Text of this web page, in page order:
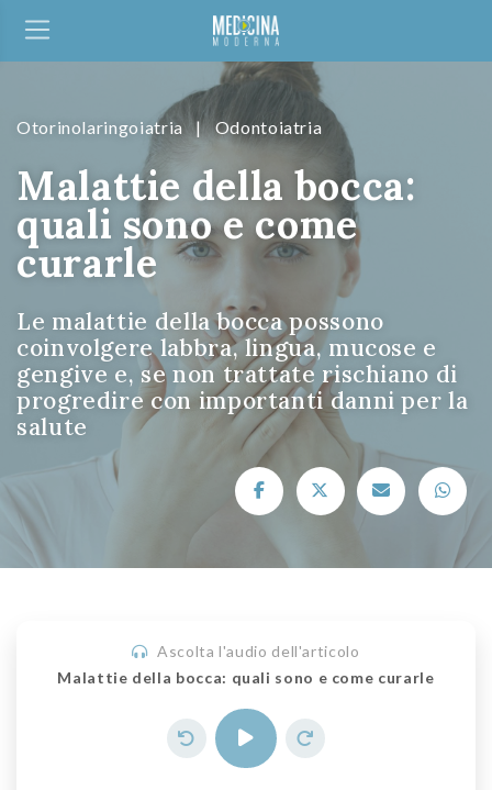
Otorinolaringoiatria | Odontoiatria
Malattie della bocca:
quali sono e come
curarle
Le malattie della bocca possono
coinvolgere labbra, lingua, mucose e
gengive e, se non trattate rischiano di
progredire con importanti danni per la
salute
Ascolta l'audio dell'articolo
Malattie della bocca: quali sono e come curarle